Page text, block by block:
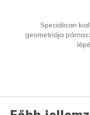
Speciálisan
geometriája